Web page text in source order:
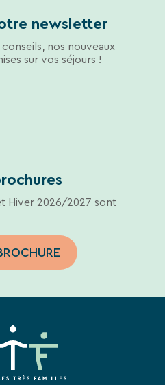
newsletter
nos nouveaux
sur vos séjours !
Hiver 2026/2027 sont